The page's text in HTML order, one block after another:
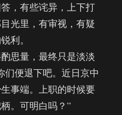
，有些诧异，上下打
光里，有审视，有疑
利。
思量，最终只是淡淡
们便退下吧。近日京中
事端。上职的时候要
。可明白吗？”